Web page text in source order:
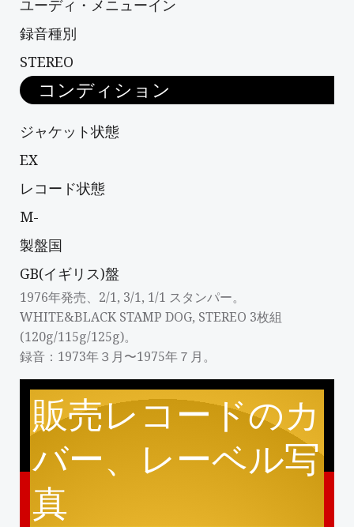
ユーディ・メニューイン
録音種別
STEREO
コンディション
ジャケット状態
EX
レコード状態
M-
製盤国
GB(イギリス)盤
1976年発売、2/1, 3/1, 1/1 スタンパー。
WHITE&BLACK STAMP DOG, STEREO 3枚組
(120g/115g/125g)。
録音：1973年３月〜1975年７月。
販売レコードのカ
バー、レーベル写
真